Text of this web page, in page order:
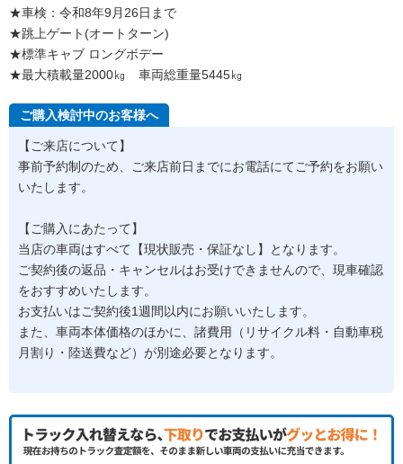
★車検：令和8年9月26日まで
★跳上ゲート(オートターン)
★標準キャブ ロングボデー
★最大積載量2000㎏ 車両総重量5445㎏
ご購入検討中のお客様へ
【ご来店について】
事前予約制のため、ご来店前日までにお電話にてご予約をお願い
いたします。
【ご購入にあたって】
当店の車両はすべて【現状販売・保証なし】となります。
ご契約後の返品・キャンセルはお受けできませんので、現車確認
をおすすめいたします。
お支払いはご契約後1週間以内にお願いいたします。
また、車両本体価格のほかに、諸費用（リサイクル料・自動車税
月割り・陸送費など）が別途必要となります。